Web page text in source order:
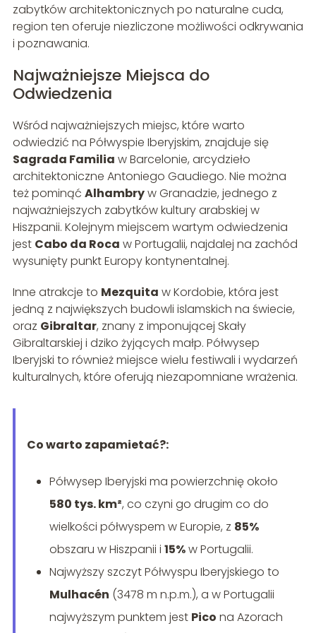
zabytków architektonicznych po naturalne cuda,
region ten oferuje niezliczone możliwości odkrywania
i poznawania.
Najważniejsze Miejsca do
Odwiedzenia
Wśród najważniejszych miejsc, które warto
odwiedzić na Półwyspie Iberyjskim, znajduje się
Sagrada Familia w Barcelonie, arcydzieło
architektoniczne Antoniego Gaudiego. Nie można
też pominąć Alhambryw Granadzie, jednego z
najważniejszych zabytków kultury arabskiej w
Hiszpanii. Kolejnym miejscem wartym odwiedzenia
jest Cabo da Roca w Portugalii, najdalej na zachód
wysunięty punkt Europy kontynentalnej.
Inne atrakcje to Mezquita w Kordobie, która jest
jedną z największych budowli islamskich na świecie,
oraz Gibraltar, znany z imponującej Skały
Gibraltarskiej i dziko żyjących małp. Półwysep
Iberyjski to również miejsce wielu festiwali i wydarzeń
kulturalnych, które oferują niezapomniane wrażenia.
Co warto zapamietać?:
Półwysep Iberyjski ma powierzchnię około
580 tys. km², co czyni go drugim co do
wielkości półwyspem w Europie, z 85%
obszaru w Hiszpanii i 15%w Portugalii.
Najwyższy szczyt Półwyspu Iberyjskiego to
Mulhacén (3478 m n.p.m.), a w Portugalii
najwyższym punktem jest Pico na Azorach